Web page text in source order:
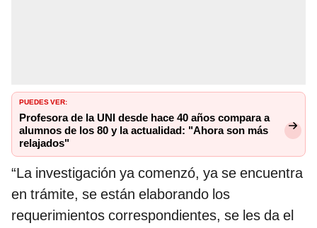
PUEDES VER:
Profesora de la UNI desde hace 40 años compara a
alumnos de los 80 y la actualidad: "Ahora son más
relajados"
“La investigación ya comenzó, ya se encuentra
en trámite, se están elaborando los
requerimientos correspondientes, se les da el